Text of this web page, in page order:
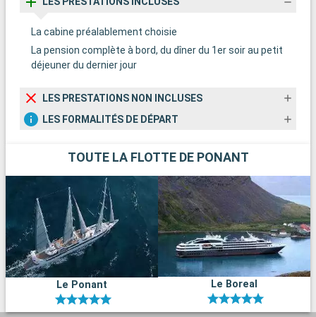
La cabine préalablement choisie
La pension complète à bord, du dîner du 1er soir au petit
déjeuner du dernier jour
LES PRESTATIONS NON INCLUSES
LES FORMALITÉS DE DÉPART
TOUTE LA FLOTTE DE PONANT
Le Ponant Le Boreal